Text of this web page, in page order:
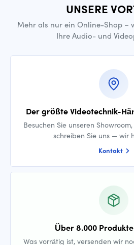
UNSERE
Mehr als nur ein Online-Shop –
Ihre Audio- und
Der größte Videotechnik-
Besuchen Sie unseren
schreiben Sie uns — wir
Kontakt
Über 8.000
Was vorrätig ist, versenden wir